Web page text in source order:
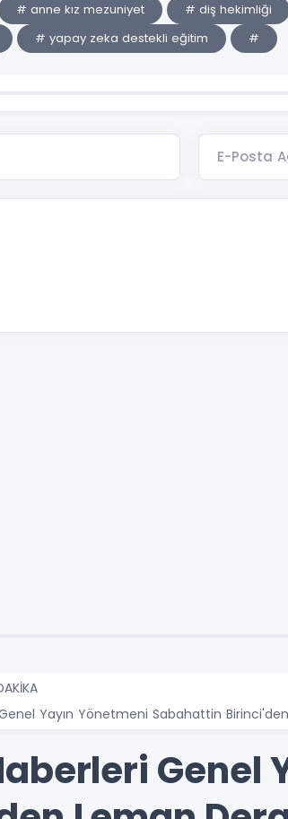
# anne kız mezuniyet # diş hekimliği
# yapay zeka destekli eğitim #
E-Posta
Genel Yayın Yönetmeni Sabahattin